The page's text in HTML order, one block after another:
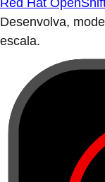
Red Hat
Desenvolva,
escala.